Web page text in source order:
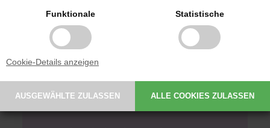
Funktionale Statistische
Cookie-Details anzeigen
1 Packung enthält 3 benannte Schnuller
des symmetrischen Silikontyps Größe 1.
Bitte beachten Sie:
Die Farbe der Gravur kann von
Anthrazitgrau bis Schwarz variieren, je